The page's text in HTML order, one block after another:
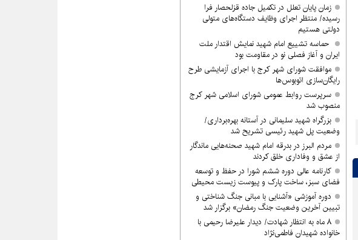
زمان پایان تعلل در تکمیل جاده قزلحصار فرا
رسیده/ منتظر اجرای وظایف دستگاه‌های متولی
دولتی هستیم
حماسه تشییع امام شهید نمایش اقتدار ملت
ایران و آغاز فصلی نو در مقاومت بود
موافقت شورای شهر کرج با اجرای آزمایشی طرح
رایگان‌سازی اتوبوس‌ها
سرپرست روابط عمومی شورای اسلامی شهر کرج
منصوب شد
بزرگراه شهید سلیمانی در آستانه بهره‌برداری/
وضعیت پل شهید رئیسی تشریح شد
مردم البرز در بدرقه امام شهید صحنه‌هایی ماندگار
از عشق و وفاداری خلق کردند
کارنامه عالی دوره ششم شورا در حفظ و توسعه
فضای سبز، ساخت پارک و پیوست زیست محیطی
دوره آموزشی «آشنایی با مبانی جنگ شناختی و
تبیین آخرین وضعیت جنگ رمضان» برگزار شد
۸ ماه به انتظار شهادت/ دیدار علیرضا رحیمی با
خانواده شهیدان فاطمی‌نژاد